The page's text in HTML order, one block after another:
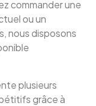
commander une
ou un
nous disposons
plusieurs
grâce à